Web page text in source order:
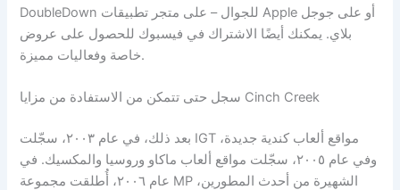
DoubleDown للجوال – على متجر تطبيقات Apple أو على جوجل
بلاي. يمكنك أيضًا الاشتراك في فيسبوك للحصول على عروض
خاصة وفعاليات مميزة.
سجل حتى تتمكن من الاستفادة من مزايا Cinch Creek
بعد ذلك، في عام ٢٠٠٣، سجّلت IGT مواقع ألعاب كندية جديدة،
وفي عام ٢٠٠٥، سجّلت مواقع ألعاب ماكاو وروسيا والمكسيك. في
عام ٢٠٠٦، أُطلقت مجموعة MP الشهيرة من أحدث المطورين،